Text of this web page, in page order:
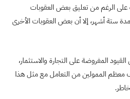
على الرغم من تعليق بعض العقوبات
لمدة ستة أشهر، إلا أن بعض العقوبات الأخرى
المفروضة على التجارة والاستثمار،
الممولين من التعامل مع مثل هذا